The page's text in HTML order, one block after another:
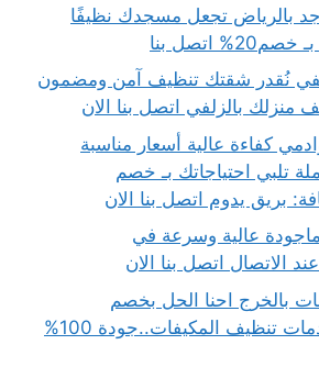
بالرياض تجعل مسجدك نظيفًا
اتصل بنا
نُقدر شقتك تنظيف آمن ومضمون
كفاءة عالية أسعار مناسبة
تلبي احتياجاتك بـ خصم
عالية وسرعة في
بالخرج احنا الحل بخصم
33%على أقوى خدمات تنظيف المكيفات..جودة 100%